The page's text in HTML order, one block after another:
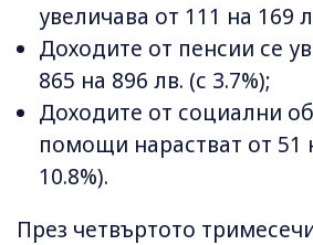
увеличава от 111 на 169
Доходите от пенсии се
865 на 896 лв. (с 3.7%);
Доходите от социални
помощи нарастват от 51
10.8%).
През четвъртото